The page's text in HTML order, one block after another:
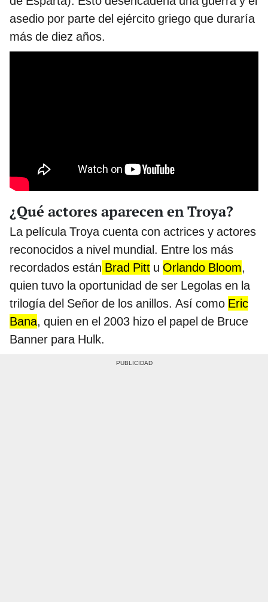
asedio por parte del ejército griego que duraría
más de diez años.
¿Qué actores aparecen en Troya?
La película Troya cuenta con actrices y actores
reconocidos a nivel mundial. Entre los más
recordados están Brad Pitt u Orlando Bloom,
quien tuvo la oportunidad de ser Legolas en la
trilogía del Señor de los anillos. Así como Eric
Bana, quien en el 2003 hizo el papel de Bruce
Banner para Hulk.